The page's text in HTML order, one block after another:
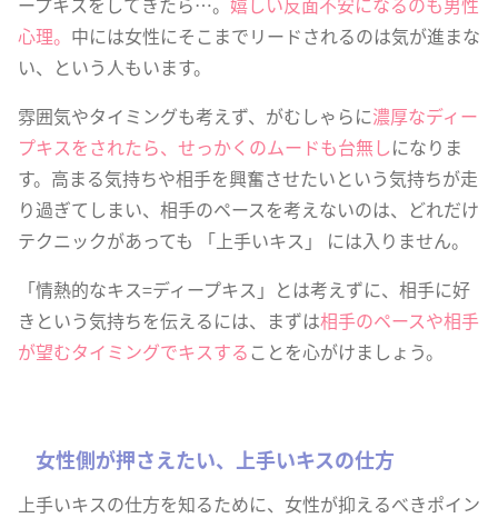
心理。 中には女性にそこまでリードされるのは気が進まな
い、という人もいます。
雰囲気やタイミングも考えず、がむしゃらに濃厚なディー
プキスをされたら、せっかくのムードも台無しになりま
す。高まる気持ちや相手を興奮させたいという気持ちが走
り過ぎてしまい、相手のペースを考えないのは、どれだけ
テクニックがあっても 「上手いキス」 には入りません。
「情熱的なキス=ディープキス」とは考えずに、相手に好
きという気持ちを伝えるには、まずは相手のペースや相手
が望むタイミングでキスすることを心がけましょう。
女性側が押さえたい、上手いキスの仕方
上手いキスの仕方を知るために、女性が抑えるべきポイン